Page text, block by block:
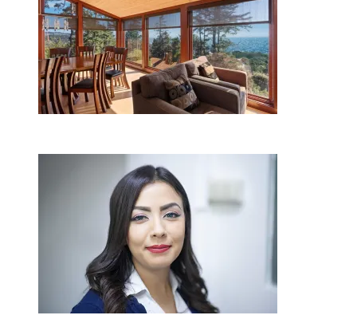
2026-08-01
Kaip miegamojo atmosfera
veikia odos senėjimą?
2026-06-01